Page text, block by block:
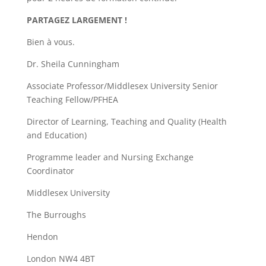
PARTAGEZ LARGEMENT !
Bien à vous.
Dr. Sheila Cunningham
Associate Professor/Middlesex University Senior
Teaching Fellow/PFHEA
Director of Learning, Teaching and Quality (Health
and Education)
Programme leader and Nursing Exchange
Coordinator
Middlesex University
The Burroughs
Hendon
London NW4 4BT